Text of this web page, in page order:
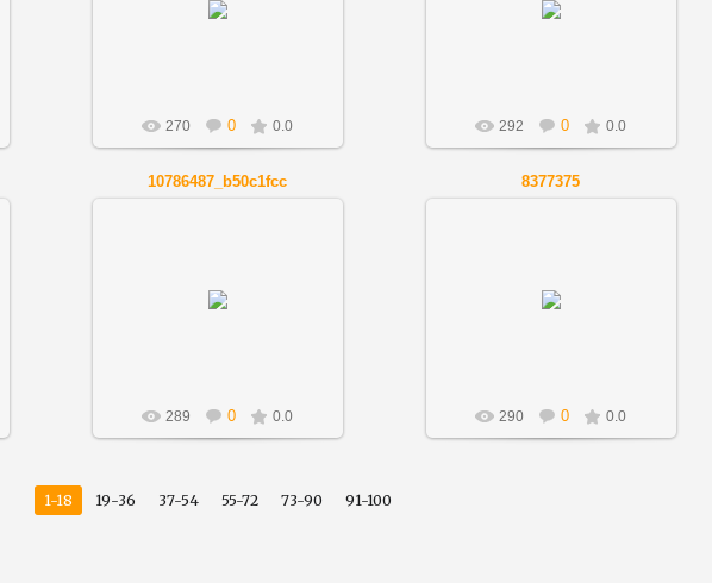
270 0 0.0 292 0 0.0
10786487_b50c1fcc
289 0 0.0
8377375
290 0 0.0
1-18 19-36 37-54 55-72 73-90 91-100